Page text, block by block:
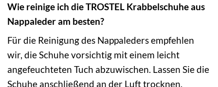
Wie reinige ich die TROSTEL Krabbelschuhe aus
Nappaleder am besten?
Für die Reinigung des Nappaleders empfehlen
wir, die Schuhe vorsichtig mit einem leicht
angefeuchteten Tuch abzuwischen. Lassen Sie die
Schuhe anschließend an der Luft trocknen,